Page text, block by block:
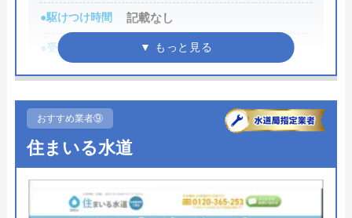
公式サイトを見る
タバタ水道の基本情報
運営会社 株式会社タバタコーポレーション
代表者 田畑寛樹
創業・設立 2013年
所在地
〒339-0015
●駆けつけ時間 記載なし
●受付時間 24時間
●定休日 年中無休
●累計実績 年間実績10,000件以上
株式会社アクアサービスがおすすめの理由
おすすめ業者⑨
住まいる水道